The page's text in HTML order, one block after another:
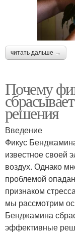
читать дальше →
Почему
решения
Введение
Фикус
известное своей
воздух. Однако
проблемой
признаком
мы рассмотрим
Бенджамина
эффективные